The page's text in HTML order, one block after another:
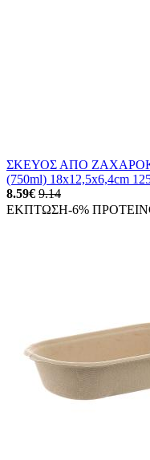
ΣΚΕΥΟΣ ΑΠΟ
(750ml) 18x12,5x6,4cm
8.59€ 9.14
ΕΚΠΤΩΣΗ-6%